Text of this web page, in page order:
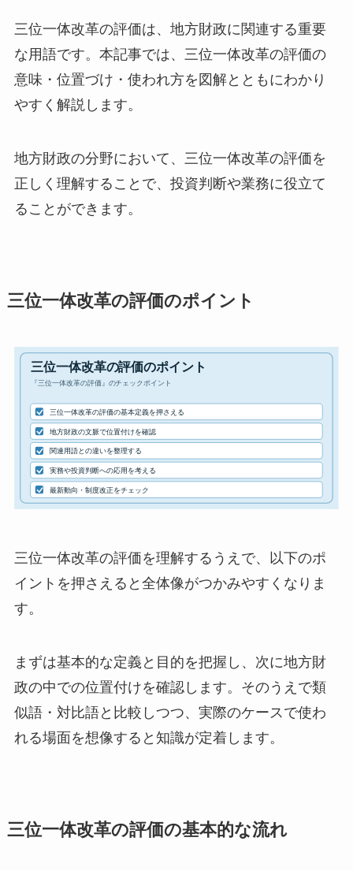
三位一体改革の評価は、地方財政に関連する重要
な用語です。本記事では、三位一体改革の評価の
意味・位置づけ・使われ方を図解とともにわかり
やすく解説します。
地方財政の分野において、三位一体改革の評価を
正しく理解することで、投資判断や業務に役立て
ることができます。
三位一体改革の評価のポイント
三位一体改革の評価を理解するうえで、以下のポ
イントを押さえると全体像がつかみやすくなりま
す。
まずは基本的な定義と目的を把握し、次に地方財
政の中での位置付けを確認します。そのうえで類
似語・対比語と比較しつつ、実際のケースで使わ
れる場面を想像すると知識が定着します。
三位一体改革の評価の基本的な流れ